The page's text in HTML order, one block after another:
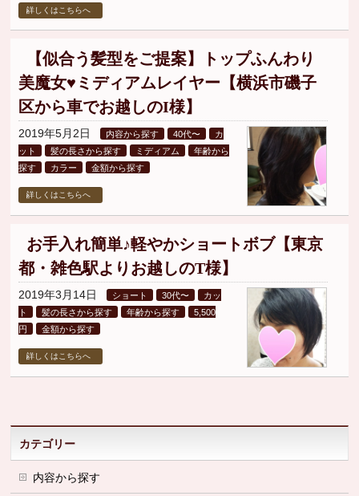
詳しくはこちらへ
【似合う髪型をご提案】トップふんわり
美魔女♥ミディアムレイヤー【横浜市磯子
区から車でお越しのI様】
2019年5月2日 内容から探す 40代〜
カ
ット
髪の長さから探す ミディアム
年齢から
探す
カラー 金額から探す
詳しくはこちらへ
お手入れ簡単♪軽やかショートボブ【東京
都・雑色駅よりお越しのT様】
2019年3月14日 ショート 30代〜
カッ
ト
髪の長さから探す 年齢から探す
5,500
円
金額から探す
詳しくはこちらへ
カテゴリー
内容から探す